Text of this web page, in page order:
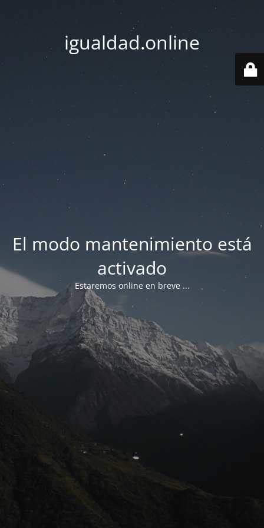
igualdad.online
El modo mantenimiento está
activado
Estaremos online en breve ...